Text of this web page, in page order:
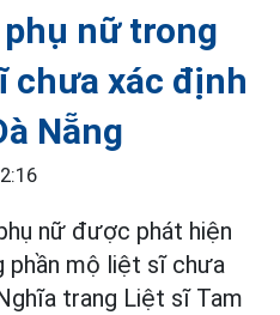
nữ trong
chưa xác định
Nẵng
nữ được phát hiện
phần mộ liệt sĩ chưa
trang Liệt sĩ Tam